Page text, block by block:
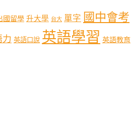
國留學 升大學 台大 單字 國中會考
力 英語口說 英語學習 英語教育